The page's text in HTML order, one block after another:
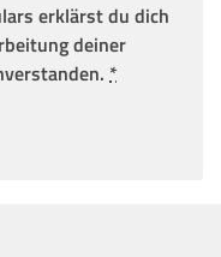
erklärst du dich
deiner
*